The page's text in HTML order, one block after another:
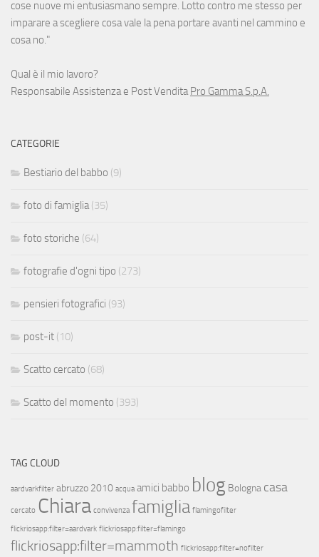
cose nuove mi entusiasmano sempre. Lotto contro me stesso per
imparare a scegliere cosa vale la pena portare avanti nel cammino e
cosa no."
Qual è il mio lavoro?
Responsabile Assistenza e Post VenditaPro Gamma S.p.A.
CATEGORIE
Bestiario del babbo (9)
foto di famiglia(35)
foto storiche (64)
fotografie d'ogni tipo (273)
pensieri fotografici (93)
post-it (10)
Scatto cercato (68)
Scatto del momento (393)
TAG CLOUD
aardvarkfilter abruzzo 2010 acqua amici babbo blog Bologna casa
cercato Chiara convivenza famiglia flamingofilter
flickriosapp:filter=aardvark flickriosapp:filter=flamingo
flickriosapp:filter=mammoth flickriosapp:filter=nofilter